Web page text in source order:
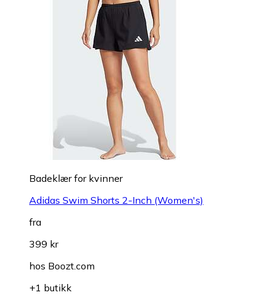
Badeklær for kvinner
Adidas Swim Shorts 2-Inch (Women's)
fra
399 kr
hos Boozt.com
+1 butikk